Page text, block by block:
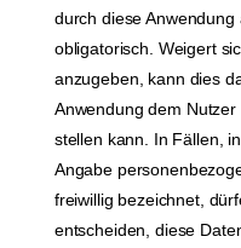
durch diese
obligatorisch. Weigert
anzugeben, kann dies
Anwendung dem
stellen kann. In Fällen,
Angabe
freiwillig bezeichnet,
entscheiden, diese